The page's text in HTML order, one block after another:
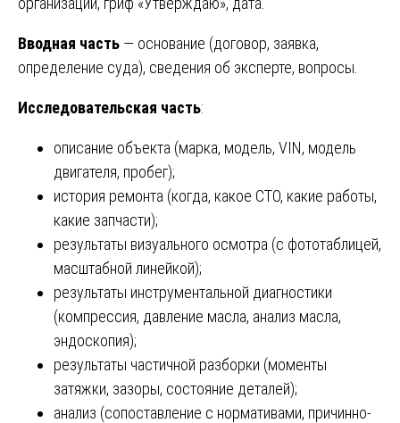
Вводная часть — основание (договор, заявка,
определение суда), сведения об эксперте, вопросы.
Исследовательская часть:
описание объекта (марка, модель, VIN, модель
двигателя, пробег);
история ремонта (когда, какое СТО, какие работы,
какие запчасти);
результаты визуального осмотра (с фототаблицей,
масштабной линейкой);
результаты инструментальной диагностики
(компрессия, давление масла, анализ масла,
эндоскопия);
результаты частичной разборки (моменты
затяжки, зазоры, состояние деталей);
анализ (сопоставление с нормативами, причинно-